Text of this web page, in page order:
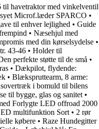
til havetraktor med vinkelventil
Microf.læder SPARCO •
til enhver lejlighed • Guide
• Næsehjul med
med din kørselsydelse •
43-46 • Holder til
perfekte støtte til de små •
• Dækpilot, flydende:
• Blækspruttearm, 8 arme:
i bomuld til bilens
til bygge, glas og sanitet •
Forlygte LED offroad 2000
multifunktion Sort • 2 rør
købere • Raze Hundegitter